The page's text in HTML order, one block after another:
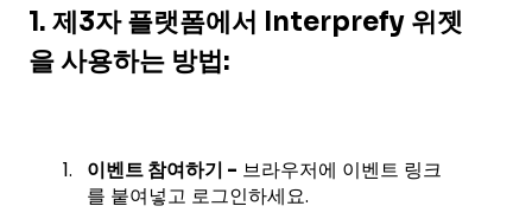
1. 제3자 플랫폼에서 Interprefy 위젯
을 사용하는 방법:
이벤트 참여하기 - 브라우저에 이벤트 링크
를 붙여넣고 로그인하세요.